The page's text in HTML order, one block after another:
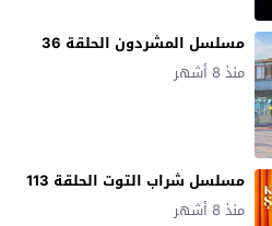
مسلسل المشردون الحلقة 36
منذ 8 أشهر
مسلسل شراب التوت الحلقة 113
منذ 8 أشهر